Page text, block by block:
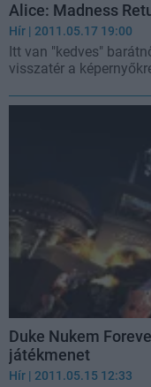
Alice: Madness
Hír | 2011.05.17 19:00
Itt van "kedves"
visszatér a
Duke Nukem
játékmenet
Hír | 2011.05.15 12:33